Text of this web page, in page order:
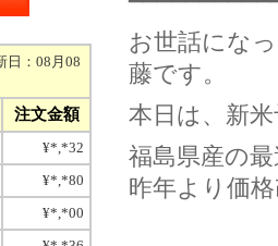
お世話にな
藤です。
本日は、新
福島県産の
昨年より価